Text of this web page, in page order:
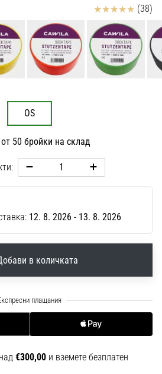
Отзиви (38)
OS
50 бройки на склад
12. 8. 2026 - 13. 8. 2026
в количката
€300,00 и вземете безплатен